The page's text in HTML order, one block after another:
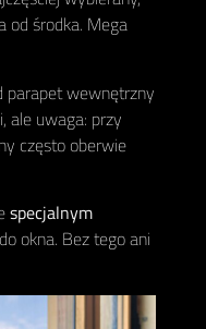
od środka. Mega
wewnętrzny
ale uwaga: przy
często oberwie
specjalnym
okna. Bez tego ani